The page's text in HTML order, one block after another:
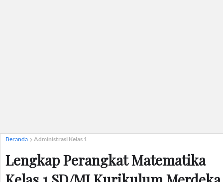
Beranda Administrasi Kelas 1
Lengkap Perangkat Matematika